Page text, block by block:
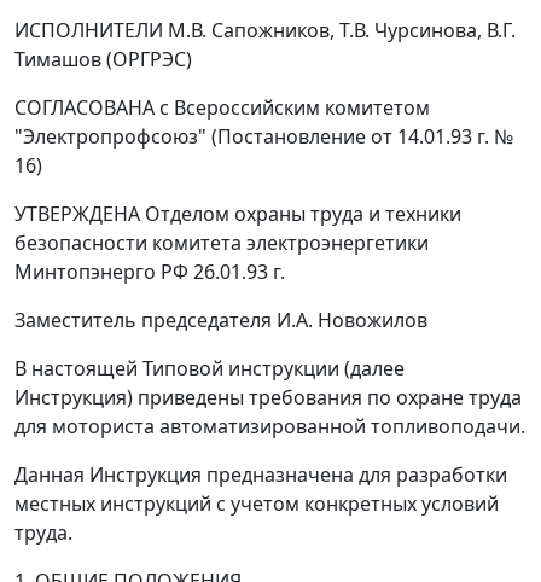
ИСПОЛНИТЕЛИ М.В. Сапожников, Т.В. Чурсинова, В.Г.
Тимашов (ОРГРЭС)
СОГЛАСОВАНА с Всероссийским комитетом
"Электропрофсоюз" (Постановление от 14.01.93 г. №
16)
УТВЕРЖДЕНА Отделом охраны труда и техники
безопасности комитета электроэнергетики
Минтопэнерго РФ 26.01.93 г.
Заместитель председателя И.А. Новожилов
В настоящей Типовой инструкции (далее
Инструкция) приведены требования по охране труда
для моториста автоматизированной топливоподачи.
Данная Инструкция предназначена для разработки
местных инструкций с учетом конкретных условий
труда.